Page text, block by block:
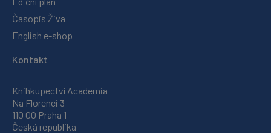
Časopis Živa
English e-shop
Kontakt
Knihkupectví Academia
Na Florenci 3
110 00 Praha 1
Česká republika